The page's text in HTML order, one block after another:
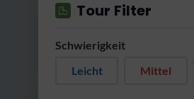
Tour Filter
Schwierigkeit
Leicht
Mittel